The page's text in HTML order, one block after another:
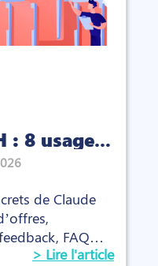
: 8 usages
prompts)
de Claude
FAQ
à l’emploi.
> Lire l'article